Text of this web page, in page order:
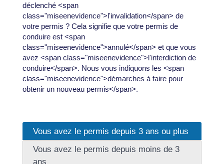
déclenché <span
class="miseenevidence">l'invalidation</span> de
votre permis ? Cela signifie que votre permis de
conduire est <span
class="miseenevidence">annulé</span> et que vous
avez <span class="miseenevidence">l'interdiction de
conduire</span>. Nous vous indiquons les <span
class="miseenevidence">démarches à faire pour
obtenir un nouveau permis</span>.
Vous avez le permis depuis 3 ans ou plus
Vous avez le permis depuis moins de 3
ans